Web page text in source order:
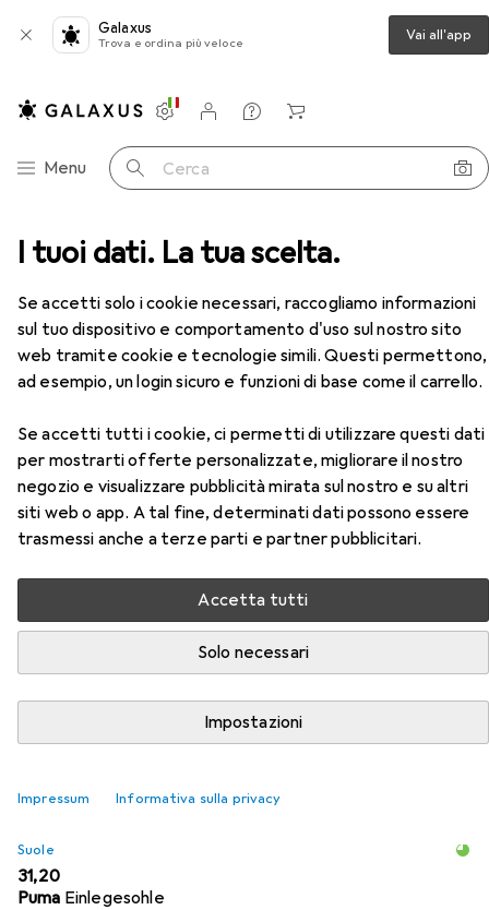
I tuoi dati. La tua scelta.
Se accetti solo i cookie necessari, raccogliamo informazioni
sul tuo dispositivo e comportamento d'uso sul nostro sito
web tramite cookie e tecnologie simili. Questi permettono,
ad esempio, un login sicuro e funzioni di base come il carrello.
Se accetti tutti i cookie, ci permetti di utilizzare questi dati
per mostrarti offerte personalizzate, migliorare il nostro
negozio e visualizzare pubblicità mirata sul nostro e su altri
siti web o app. A tal fine, determinati dati possono essere
trasmessi anche a terze parti e partner pubblicitari.
Accetta tutti
Solo necessari
Impostazioni
Impressum Informativa sulla privacy
Galaxus
Trova e ordina più veloce Vai all'app
Categoria Navigazione
Menu Cerca
Impostazioni
Conto cliente
Liste di confronto
Liste dei desideri
Carrello
Scarpe da lavoro Atlas Scarpa bassa di sicurezza S1P
EUR
137,95
AtlasScarpa bassa di sicurezza S1P
10 dimensioni
Accessori per Atlas Scarpa bassa
di sicurezza S1P
Qui trovi accessori adatti per il prodotto Atlas Scarpa
Elenco dei prodotti
Suole
EUR
31,20
Puma Einlegesohle